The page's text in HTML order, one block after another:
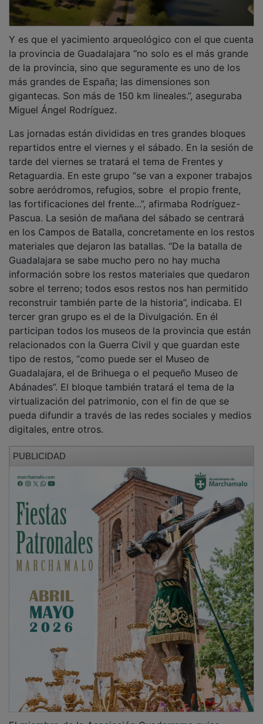
la provincia de Guadalajara “no solo es el más grande
de la provincia, sino que seguramente es uno de los
más grandes de España; las dimensiones son
gigantecas. Son más de 150 km lineales.”, aseguraba
Miguel Ángel Rodríguez.
repartidos entre el viernes y el sábado. En la sesión de
tarde del viernes se tratará el tema de Frentes y
Retaguardia. En este grupo “se van a exponer trabajos
sobre aeródromos, refugios, sobre el propio frente,
las fortificaciones del frente...”, afirmaba Rodríguez-
Pascua. La sesión de mañana del sábado se centrará
en los Campos de Batalla, concretamente en los restos
materiales que dejaron las batallas. “De la batalla de
Guadalajara se sabe mucho pero no hay mucha
información sobre los restos materiales que quedaron
sobre el terreno; todos esos restos nos han permitido
reconstruir también parte de la historia”, indicaba. El
tercer gran grupo es el de la Divulgación. En él
participan todos los museos de la provincia que están
relacionados con la Guerra Civil y que guardan este
tipo de restos, “como puede ser el Museo de
Guadalajara, el de Brihuega o el pequeño Museo de
Abánades”. El bloque también tratará el tema de la
virtualización del patrimonio, con el fin de que se
pueda difundir a través de las redes sociales y medios
digitales, entre otros.